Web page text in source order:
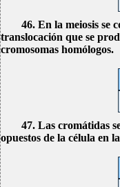
46. En la meiosis se
translocación que se
cromosomas homólogos.
47. Las cromátidas
opuestos de la célula en